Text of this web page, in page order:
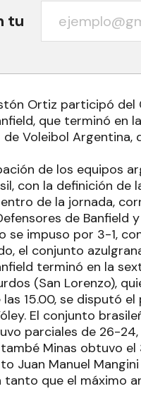
tu
Ortiz participó del
que terminó en
de Voleibol
de los equipos
con la definición
de la jornada,
de Banfield
se impuso por 3-1,
el conjunto
terminó en la
(San Lorenzo),
las 15.00, se disputó
El conjunto
parciales de 26-
Minas obtuvo
Juan Manuel
tanto que el máximo